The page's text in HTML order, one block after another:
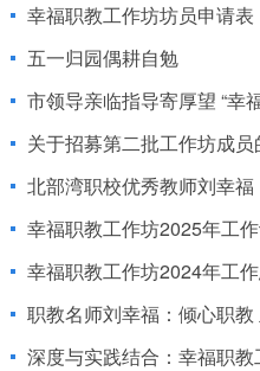
幸福职教工作坊坊员申请表
五一归园偶耕自勉
市领导亲临指导寄厚望 “幸
关于招募第二批工作坊成员
北部湾职校优秀教师刘幸
幸福职教工作坊2025年工
幸福职教工作坊2024年工
职教名师刘幸福：倾心职教
深度与实践结合：幸福职教